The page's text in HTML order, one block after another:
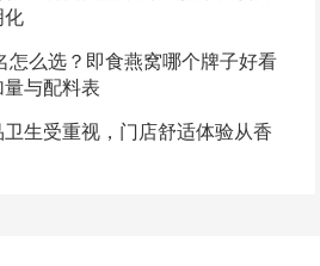
化
怎么选？即食燕窝哪个牌子好看
与配料表
生受重视，门店舒适体验从香